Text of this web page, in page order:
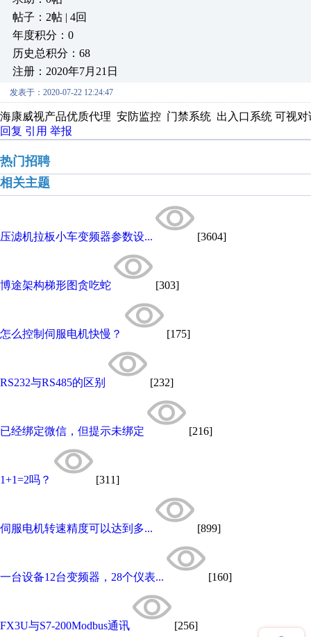
帖子：2帖 | 4回
年度积分：0
历史总积分：68
注册：2020年7月21日
发表于：2020-07-22 12:24:47
海康威视产品优质代理 安防监控 门禁系统 出入口系统 可视对
回复 引用 举报
热门招聘
相关主题
压滤机拉板小车变频器参数设... [3604]
博途架构梯形图贪吃蛇 [303]
怎么控制伺服电机快慢？ [175]
RS232与RS485的区别 [232]
已经绑定微信，但提示未绑定 [216]
1+1=2吗？ [311]
伺服电机转速精度可以达到多... [899]
一台设备12台变频器，28个仪表... [160]
FX3U与S7-200Modbus通讯 [256]